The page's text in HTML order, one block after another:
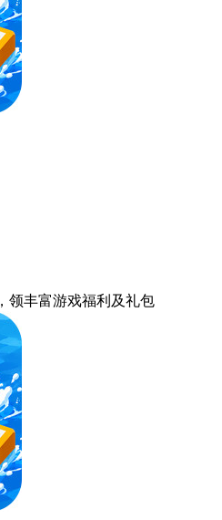
，领丰富游戏福利 及礼包